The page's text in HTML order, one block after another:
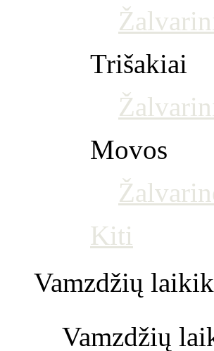
Trišakiai
Movos
Kiti
Vamzdžių
Vamzdžių